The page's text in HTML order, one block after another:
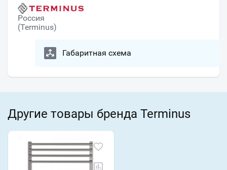
Россия
(Terminus)
Габаритная схема
Другие товары бренда Terminus